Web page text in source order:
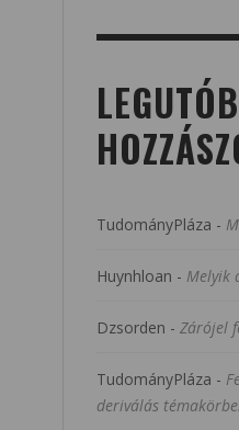
TudományPláza -
Huynhloan - Melyik
Dzsorden - Zárójel
TudományPláza -
deriválás